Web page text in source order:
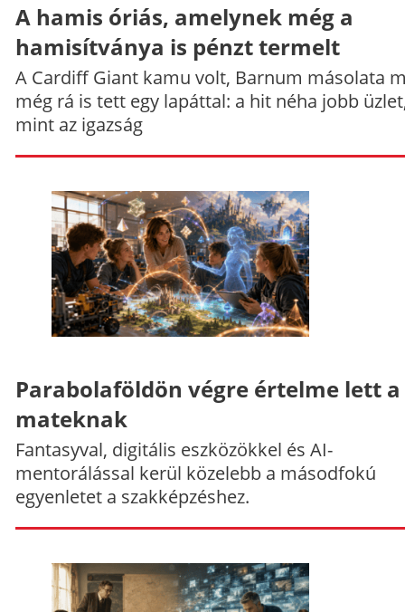
A hamis óriás, amelynek még a
hamisítványa is pénzt termelt
A Cardiff Giant kamu volt, Barnum másolata
még rá is tett egy lapáttal: a hit néha jobb
mint az igazság
Parabolaföldön végre értelme lett a
mateknak
Fantasyval, digitális eszközökkel és AI-
mentorálással kerül közelebb a másodfokú
egyenletet a szakképzéshez.